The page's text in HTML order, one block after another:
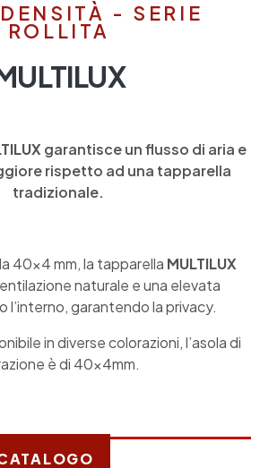
- SERIE
ROLLITA
garantisce un flusso di aria e
rispetto ad una tapparella
tradizionale.
40×4 mm, la tapparella MULTILUX
naturale e una elevata
l’interno, garantendo la privacy.
in diverse colorazioni, l’asola di
è di 40x4mm.